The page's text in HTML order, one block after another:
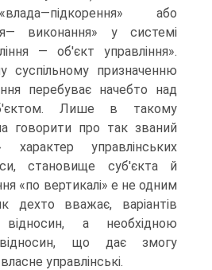
або
виконання» у системі
— об'єкт управління».
суспільному призначенню
перебуває начебто над
Лише в такому
говорити про так званий
характер управлінських
становище суб'єкта й
«по вертикалі» е не одним
дехто вважає, варіантів
відносин, а необхідною
що дає змогу
управлінські.